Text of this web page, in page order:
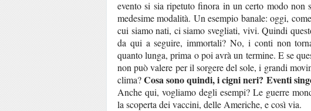
evento si sia ripetuto finora in un certo modo non
medesime modalità. Un esempio banale: oggi,
cui siamo nati, ci siamo svegliati, vivi. Quindi
da qui a seguire, immortali? No, i conti non
quanto lunga, prima o poi avrà un termine. E se
non può valere per il sorgere del sole, i grandi
clima?Cosa sono quindi, i cigni neri? Eventi
Anche qui, vogliamo degli esempi? Le guerre
la scoperta dei vaccini, delle Americhe, e così via.